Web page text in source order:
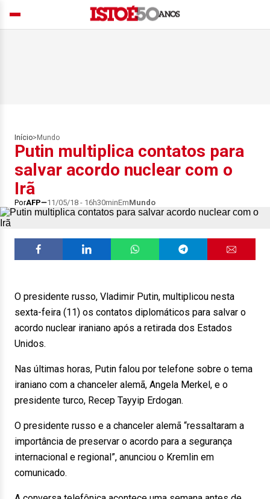
Início> Mundo
Putin multiplica contatos para
salvar acordo nuclear com o
Irã
PorAFP 11/05/18 - 16h30minEmMundo
O presidente russo, Vladimir Putin, multiplicou nesta
sexta-feira (11) os contatos diplomáticos para salvar o
acordo nuclear iraniano após a retirada dos Estados
Unidos.
Nas últimas horas, Putin falou por telefone sobre o tema
iraniano com a chanceler alemã, Angela Merkel, e o
presidente turco, Recep Tayyip Erdogan.
O presidente russo e a chanceler alemã “ressaltaram a
importância de preservar o acordo para a segurança
internacional e regional”, anunciou o Kremlin em
comunicado.